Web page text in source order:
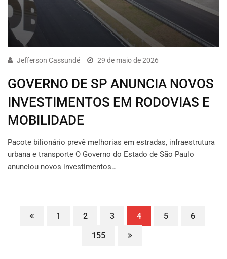
Jefferson Cassundé 29 de maio de 2026
GOVERNO DE SP ANUNCIA NOVOS
INVESTIMENTOS EM RODOVIAS E
MOBILIDADE
Pacote bilionário prevê melhorias em estradas, infraestrutura
urbana e transporte O Governo do Estado de São Paulo
anunciou novos investimentos…
1 2 3 4 5
6
155